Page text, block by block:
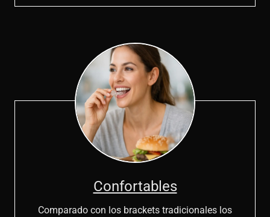
Confortables
Comparado con los brackets tradicionales los